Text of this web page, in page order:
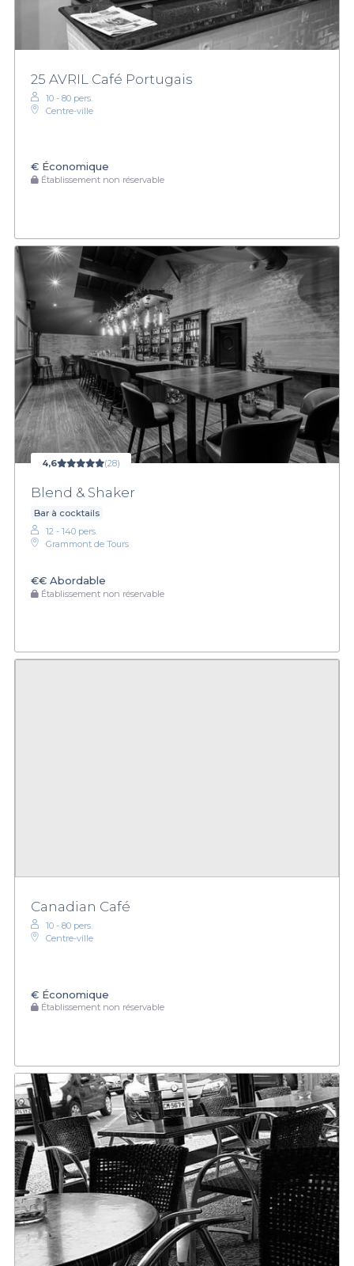
25 AVRIL Café Portugais
10 - 80 pers.
Centre-ville
€ Économique
Établissement non réservable
4,6 (28)
Blend & Shaker
Bar à cocktails
12 - 140 pers.
Grammont de Tours
€€ Abordable
Établissement non réservable
Canadian Café
10 - 80 pers.
Centre-ville
€ Économique
Établissement non réservable